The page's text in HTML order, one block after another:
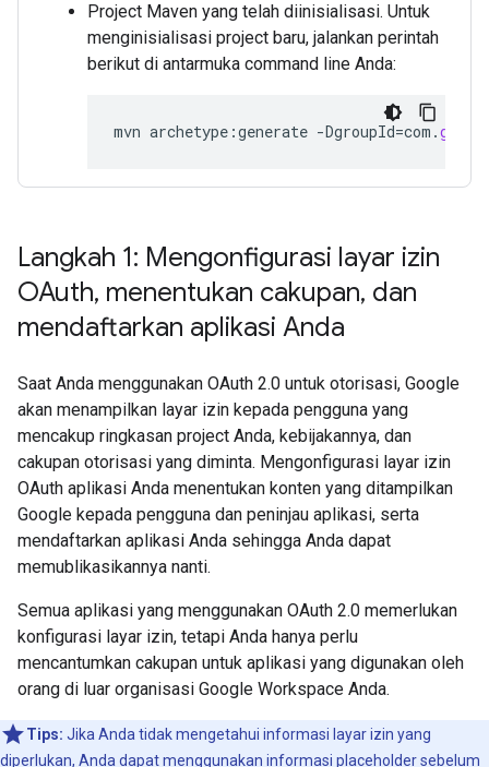
Project Maven yang telah diinisialisasi. Untuk
menginisialisasi project baru, jalankan perintah
berikut di antarmuka command line Anda:
mvn archetype :generate -DgroupId=com .
Langkah 1: Mengonfigurasi layar izin
OAuth, menentukan cakupan, dan
mendaftarkan aplikasi Anda
Saat Anda menggunakan OAuth 2.0 untuk otorisasi, Google
akan menampilkan layar izin kepada pengguna yang
mencakup ringkasan project Anda, kebijakannya, dan
cakupan otorisasi yang diminta. Mengonfigurasi layar izin
OAuth aplikasi Anda menentukan konten yang ditampilkan
Google kepada pengguna dan peninjau aplikasi, serta
mendaftarkan aplikasi Anda sehingga Anda dapat
memublikasikannya nanti.
Semua aplikasi yang menggunakan OAuth 2.0 memerlukan
konfigurasi layar izin, tetapi Anda hanya perlu
mencantumkan cakupan untuk aplikasi yang digunakan oleh
orang di luar organisasi Google Workspace Anda.
Tips: Jika Anda tidak mengetahui informasi layar izin yang
diperlukan, Anda dapat menggunakan informasi placeholder sebelum